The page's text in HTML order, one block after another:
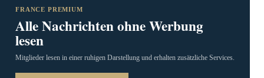
FRANCE PREMIUM
Alle Nachrichten ohne Werbung
lesen
Mitglieder lesen in einer ruhigen Darstellung und erhalten zusätzliche Services.